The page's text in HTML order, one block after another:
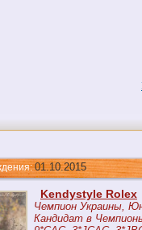
01.10.2015
Kendystyle Rolex
Чемпион Украины,
Кандидат в